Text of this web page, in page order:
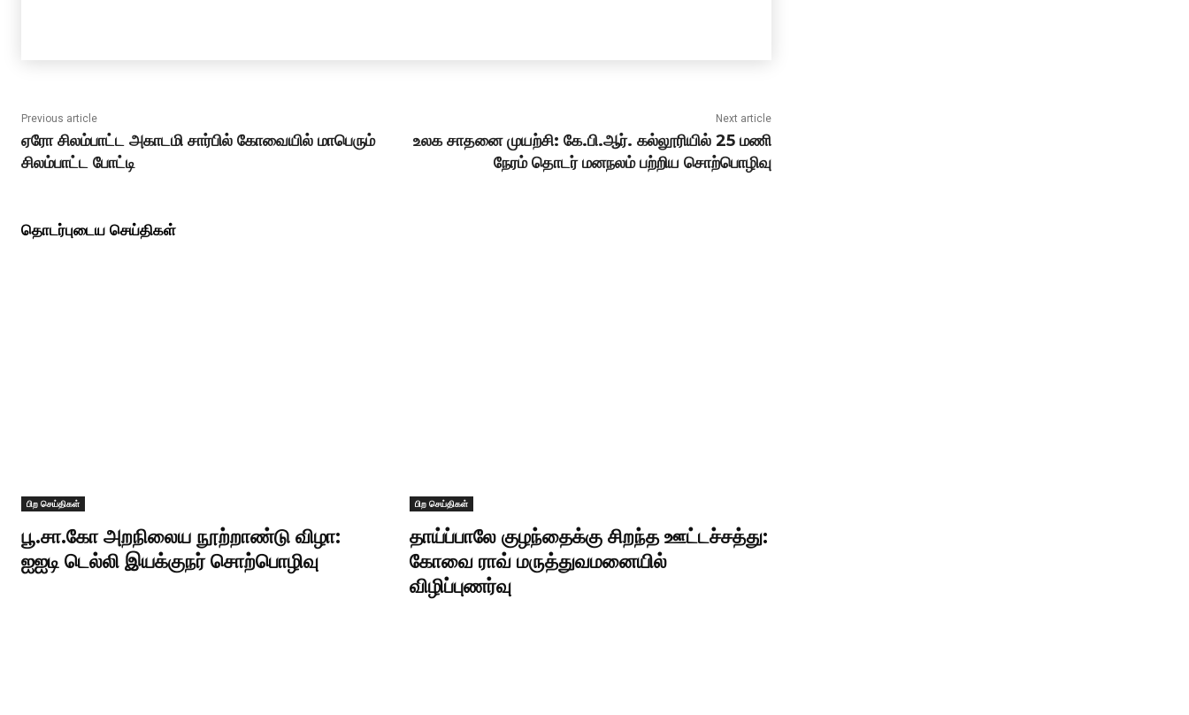
Previous article
ஏரோ சிலம்பாட்ட அகாடமி சார்பில் கோவையில் மாபெரும்
சிலம்பாட்ட போட்டி
Next article
உலக சாதனை முயற்சி: கே.பி.ஆர். கல்லூரியில் 25 மணி
நேரம் தொடர் மனநலம் பற்றிய சொற்பொழிவு
தொடர்புடைய செய்திகள்
பிற செய்திகள்
பூ.சா.கோ அறநிலைய நூற்றாண்டு விழா:
ஐஐடி டெல்லி இயக்குநர் சொற்பொழிவு
பிற செய்திகள்
தாய்ப்பாலே குழந்தைக்கு சிறந்த ஊட்டச்சத்து:
கோவை ராவ் மருத்துவமனையில்
விழிப்புணர்வு